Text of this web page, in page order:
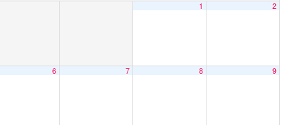
1 2
6 7 8 9